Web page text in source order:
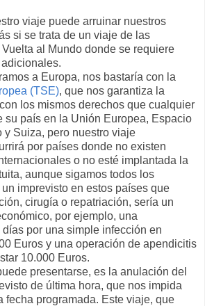
viaje puede arruinar nuestros
si se trata de un viaje de las
al Mundo donde se requiere
a Europa, nos bastaría con la
(TSE), que nos garantiza la
los mismos derechos que cualquier
su país en la Unión Europea, Espacio
y Suiza, pero nuestro viaje
por países donde no existen
o no esté implantada la
aunque sigamos todos los
un imprevisto en estos países que
cirugía o repatriación, sería un
por ejemplo, una
por una simple infección en
Euros y una operación de apendicitis
10.000 Euros.
presentarse, es la anulación del
de última hora, que nos impida
fecha programada. Este viaje, que